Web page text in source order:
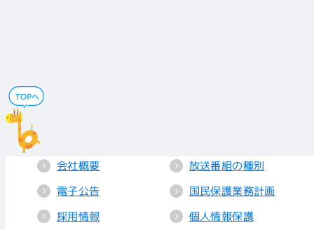
会社概要
電子公告
採用情報
放送番組の種別
国民保護業務計画
個人情報保護